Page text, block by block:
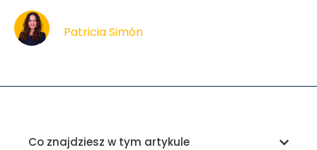
Patricia Simón
Co znajdziesz w tym artykule